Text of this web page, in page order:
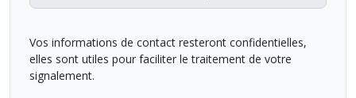
Vos informations de contact resteront confidentielles,
elles sont utiles pour faciliter le traitement de votre
signalement.